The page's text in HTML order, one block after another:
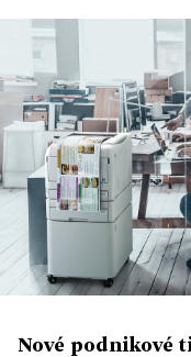
Nové podnikové